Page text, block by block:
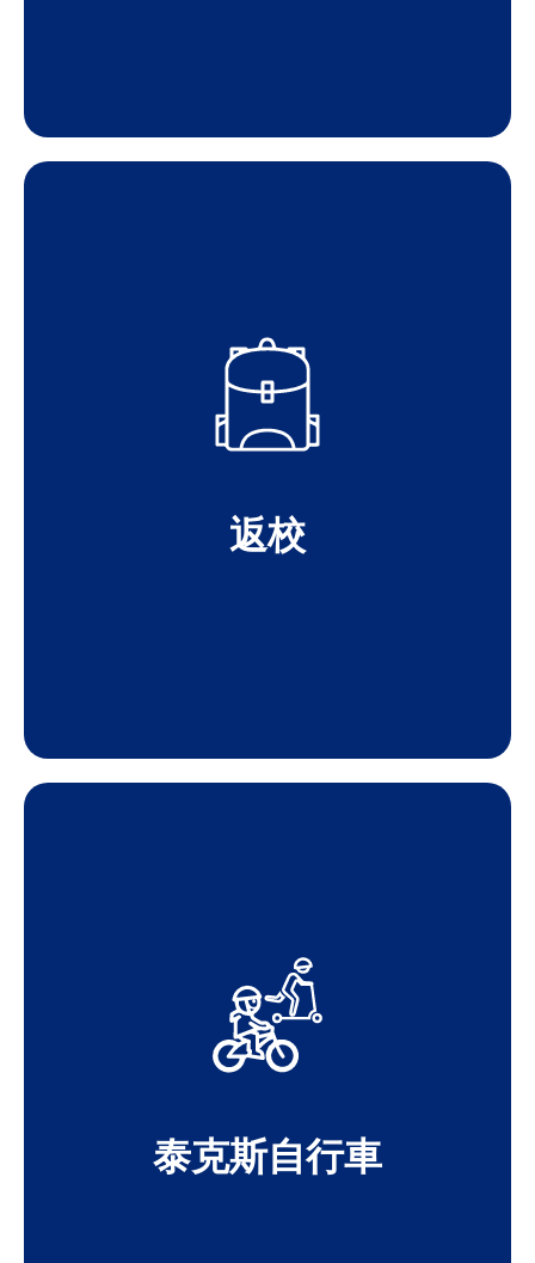
返校
我們的返校計劃説明500多名低收入兒童穿
上新的網球鞋和裝滿學慣用品的背包。
泰克斯自行車
我們的Tykes自行車計劃説明1000名低收入
兒童獲得新的自行車和頭盔。